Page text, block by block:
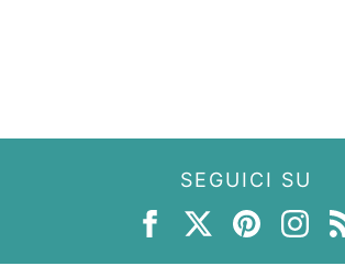
SEGUICI SU